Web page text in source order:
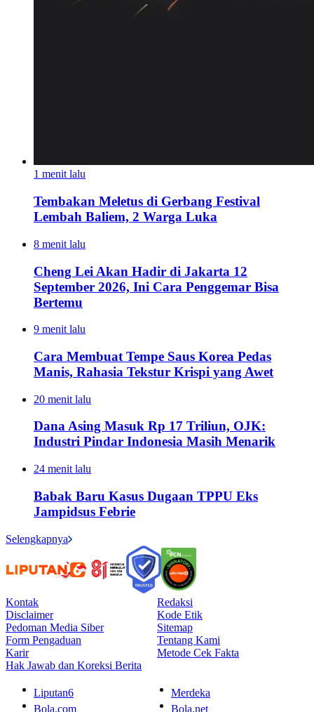
1 menit lalu
Tembakan Meletus di Gerbang Festival
Lembah Baliem, 2 Warga Luka
8 menit lalu
Cheng Lei Akan Hadir di Jakarta 12
September 2026, Ini Cara Penggemar Bisa
Bertemu
9 menit lalu
Cara Membuat Tempe Saus Korea Pedas
Manis, Rahasia Tekstur Krispi yang Awet
20 menit lalu
Dana Asing Masuk Rp 17 Triliun, OJK:
Industri Pindar Indonesia Masih Menarik
24 menit lalu
Babak Baru Kasus Dugaan TPPU Eks
Jampidsus Febrie
Selengkapnya
Kontak
Redaksi
Disclaimer
Kode Etik
Pedoman Media Siber
Sitemap
Form Pengaduan
Tentang Kami
Karir
Metode Cek Fakta
Hak Jawab dan Koreksi Berita
Liputan6
Merdeka
Bola.com
Bola.net